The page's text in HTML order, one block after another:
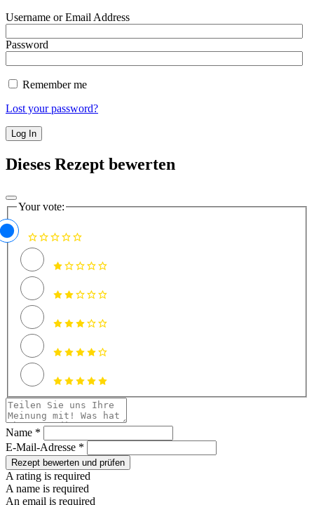
Username or Email Address
Password
Remember me
Lost your password?
Dieses Rezept bewerten
Your vote:
Name *
E-Mail-Adresse *
Rezept bewerten und prüfen
A rating is required
A name is required
An email is required